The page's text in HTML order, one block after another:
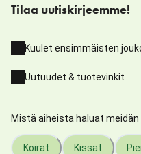
Tilaa uutiskirjeemme!
Kuulet ensimmäisten
Uutuudet & tuotevinkit
Mistä aiheista haluat
Koirat Kissat